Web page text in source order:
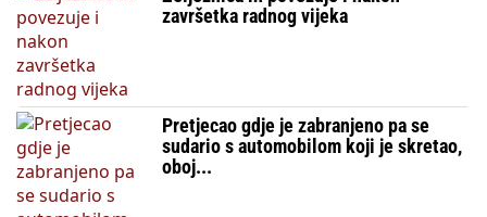
završetka radnog vijeka
Pretjecao gdje je zabranjeno pa se
sudario s automobilom koji je skretao,
oboj...